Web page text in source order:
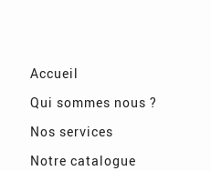
Accueil
Qui sommes nous ?
Nos services
Notre catalogue